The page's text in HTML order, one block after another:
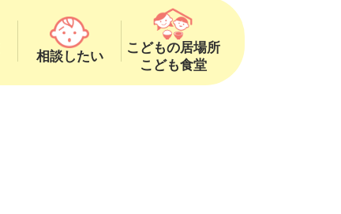
相談したい
こどもの居場所
こども食堂